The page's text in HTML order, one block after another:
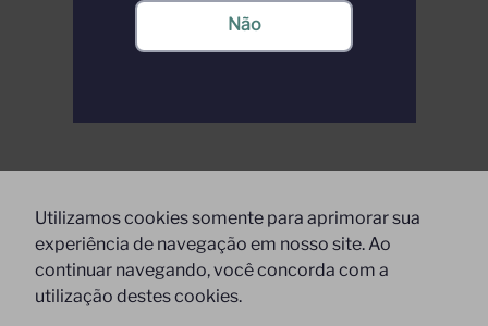
Utilizamos cookies somente para aprimorar sua
experiência de navegação em nosso site. Ao
continuar navegando, você concorda com a
utilização destes cookies.
Não